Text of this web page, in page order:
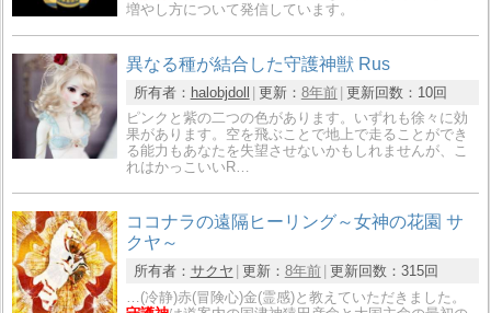
増やし方について発信しています。
異なる種が結合した守護神獣 Rus
所有者： halobjdoll 更新： 8年前 更新回数： 10回
ピンクと紫の二つの色があります。いずれも徐々に効
果があります。空を飛ぶことで地上で走ることができ
る能力もあなたを失望させないかもしれませんが、こ
れはかっこいいR…
ココナラの遠隔ヒーリング～女神の花園 サ
クヤ～
所有者： サクヤ 更新： 8年前 更新回数： 315回
…(冷静)赤(冒険心)金(霊感)と教えていただきました。